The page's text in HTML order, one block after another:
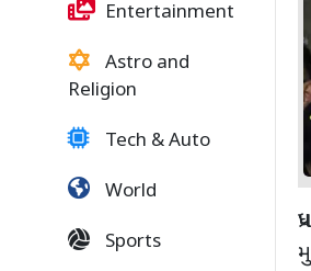
Entertainment
Astro and
Religion
Tech & Auto
World
Sports